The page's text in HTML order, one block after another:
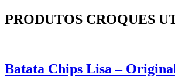
PRODUTOS CROQUES
Batata Chips Lisa –